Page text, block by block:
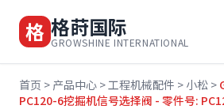
格 格莳国际
GROWSHINE INTERNATIONAL
首页 > 产品中心 >工程机械配件 > 小松 >
PC120-6挖掘机信号选择阀 - 零件号: